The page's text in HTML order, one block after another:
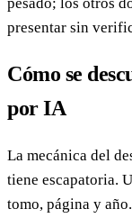
presentar sin
Cómo se
por IA
La mecánica del
tiene escapatoria.
tomo, página y